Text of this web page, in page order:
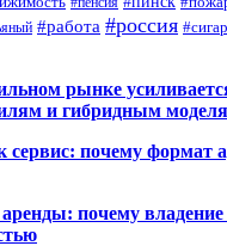
#работа #россия
рынке
и гибридным
почему формат
почему